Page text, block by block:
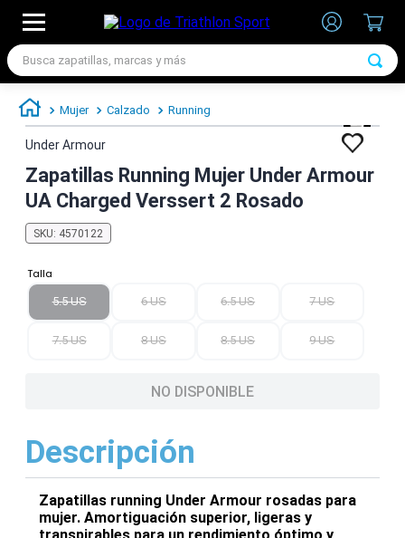
Busca zapatillas, marcas y más
Mujer Calzado Running
Under Armour
Zapatillas Running Mujer Under Armour
UA Charged Verssert 2 Rosado
SKU: 4570122
Talla
5.5 US 6 US 6.5 US 7 US
7.5 US 8 US 8.5 US 9 US
NO DISPONIBLE
Descripción
Zapatillas running Under Armour rosadas para
mujer. Amortiguación superior, ligeras y
1.
zapatillas futbol
2 .
zapatillas nike
3.
zapatillas adidas hombre
zapatillas adidas mujer
5.
chimpunes
6.
zapatillas nike hombre
zapatillas nike mujer